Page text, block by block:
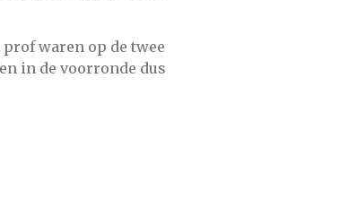
waren op de twee
in de voorronde dus